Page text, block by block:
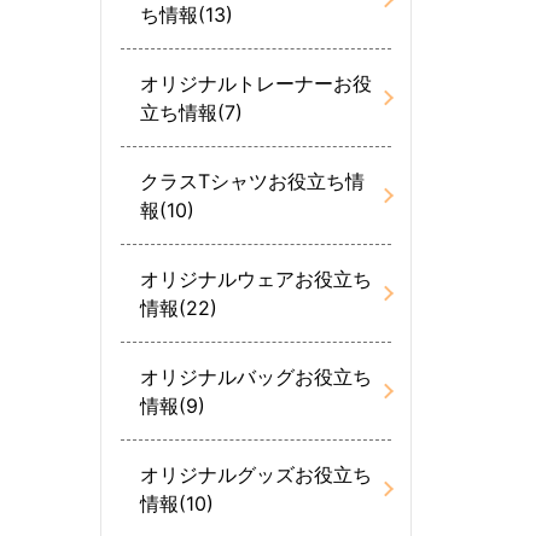
ち情報(13)
オリジナルトレーナーお役
立ち情報(7)
クラスTシャツお役立ち情
報(10)
オリジナルウェアお役立ち
情報(22)
オリジナルバッグお役立ち
情報(9)
オリジナルグッズお役立ち
情報(10)